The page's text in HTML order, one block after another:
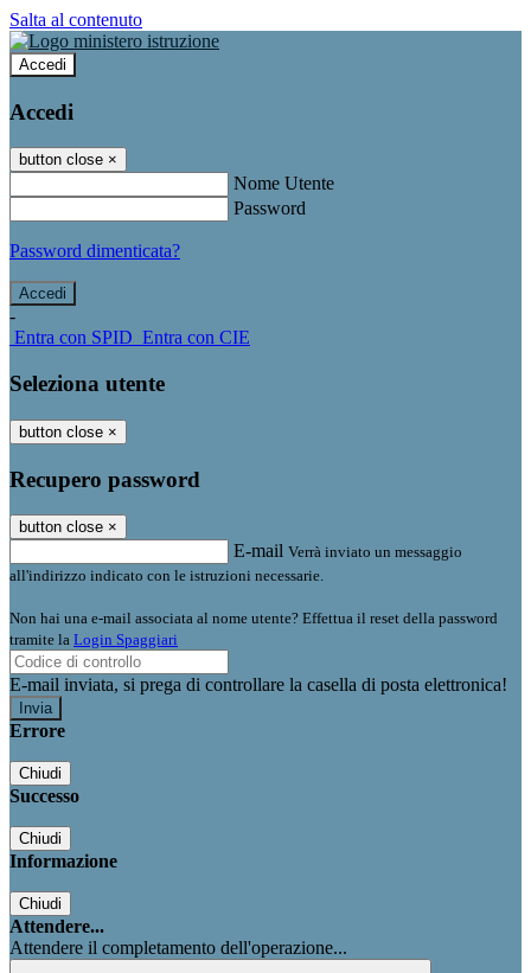
Salta al contenuto
Accedi
Accedi
button close ×
Nome Utente
Password
Password dimenticata?
-
Entra con SPID Entra con CIE
Seleziona utente
button close ×
Recupero password
button close ×
E-mail Verrà inviato un messaggio
all'indirizzo indicato con le istruzioni necessarie.
Non hai una e-mail associata al nome utente? Effettua il reset della password
tramite la Login Spaggiari
E-mail inviata, si prega di controllare la casella di posta elettronica!
Errore
Chiudi
Successo
Chiudi
Informazione
Chiudi
Attendere...
Attendere il completamento dell'operazione...